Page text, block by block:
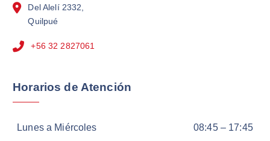
Del Alelí 2332,
Quilpué
+56 32 2827061
Horarios de Atención
Lunes a Miércoles 08:45 – 17:45